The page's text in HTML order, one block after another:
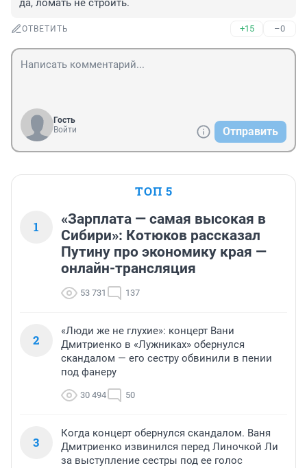
да, ломать не строить.
ОТВЕТИТЬ +15 –0
Гость
Войти
Отправить
ТОП 5
1
«Зарплата — самая высокая в
Сибири»: Котюков рассказал
Путину про экономику края —
онлайн-трансляция
53 731 137
2
«Люди же не глухие»: концерт Вани
Дмитриенко в «Лужниках» обернулся
скандалом — его сестру обвинили в пении
под фанеру
30 494 50
3
Когда концерт обернулся скандалом. Ваня
Дмитриенко извинился перед Линочкой Ли
за выступление сестры под ее голос